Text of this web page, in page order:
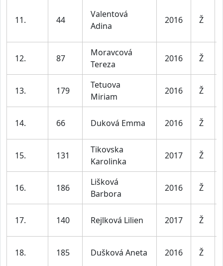
11. 44
Valentová
Adina
2016 Ž
12. 87
Moravcová
Tereza
2016 Ž
13. 179
Tetuova
Miriam
2016 Ž
14. 66 Duková Emma 2016 Ž
15. 131
Tikovska
Karolinka
2017 Ž
16. 186
Lišková
Barbora
2016 Ž
17. 140 Rejlková Lilien 2017 Ž
18. 185 Dušková Aneta 2016 Ž